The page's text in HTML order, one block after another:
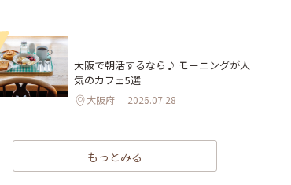
大阪で朝活するなら♪ モーニングが人
気のカフェ5選
大阪府 2026.07.28
もっとみる